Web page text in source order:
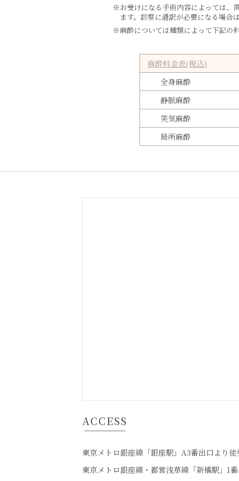
※お受けになる手術内容によっては、
ます。診察に通訳が必要になる場合
※麻酔については種類によって下記の
麻酔料金表(税込)
全身麻酔
静脈麻酔
笑気麻酔
局所麻酔
ACCESS
東京メトロ銀座線「銀座駅」A3番出口より徒
東京メトロ銀座線・都営浅草線「新橋駅」1